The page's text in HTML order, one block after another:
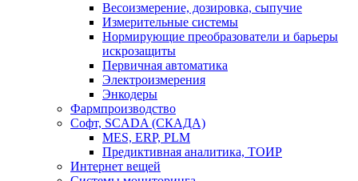
Весоизмерение, дозировка, сыпучие
Измерительные системы
Нормирующие преобразователи и барьеры
искрозащиты
Первичная автоматика
Электроизмерения
Энкодеры
Фармпроизводство
Софт, SCADA (СКАДА)
MES, ERP, PLM
Предиктивная аналитика, ТОИР
Интернет вещей